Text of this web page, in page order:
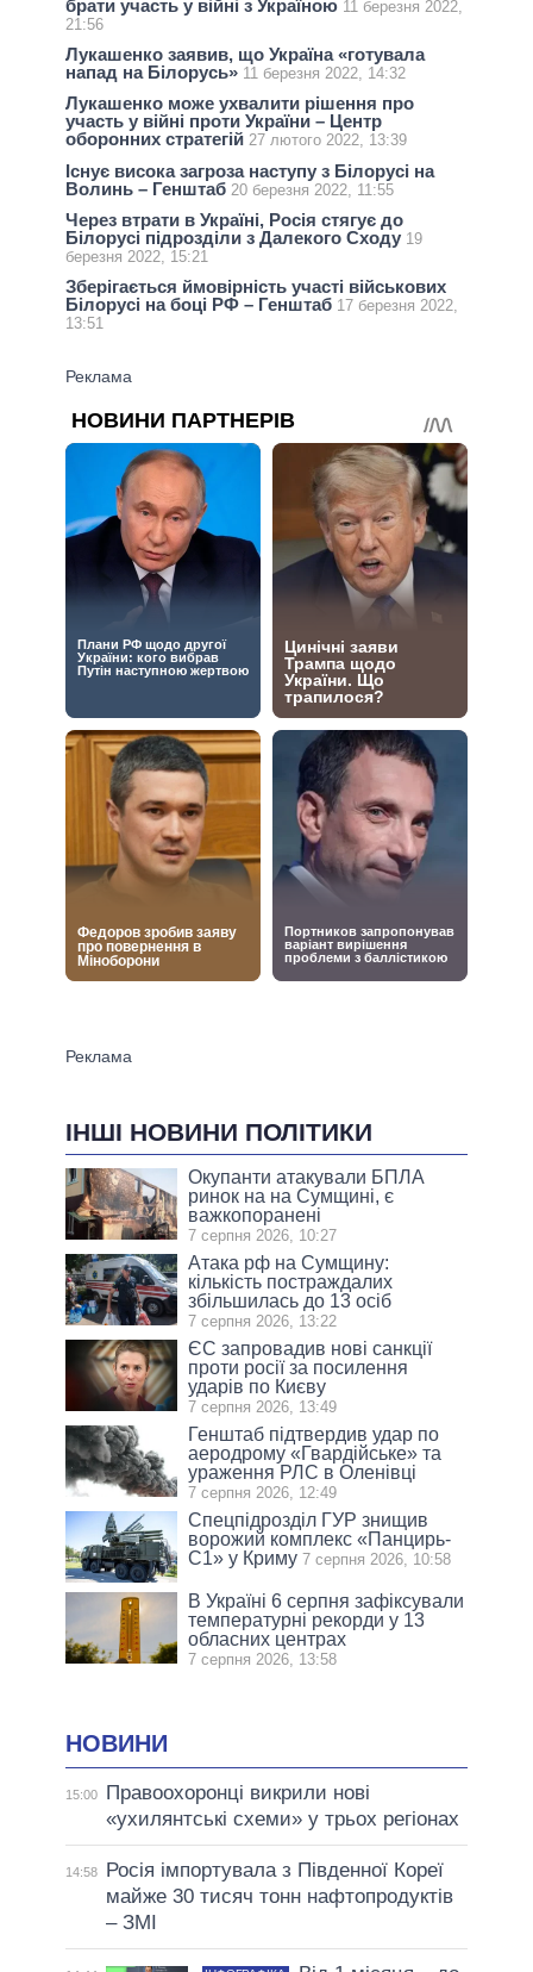
брати участь у війні з Україною 11 березня 2022,
21:56
Лукашенко заявив, що Україна «готувала
напад на Білорусь» 11 березня 2022, 14:32
Лукашенко може ухвалити рішення про
участь у війні проти України – Центр
оборонних стратегій 27 лютого 2022, 13:39
Існує висока загроза наступу з Білорусі на
Волинь – Генштаб 20 березня 2022, 11:55
Через втрати в Україні, Росія стягує до
Білорусі підрозділи з Далекого Сходу 19
березня 2022, 15:21
​Зберігається ймовірність участі військових
Білорусі на боці РФ – Генштаб 17 березня 2022,
13:51
ІНШІ НОВИНИ ПОЛІТИКИ
Окупанти атакували БПЛА
ринок на на Сумщині, є
важкопоранені
7 серпня 2026, 10:27
Атака рф на Сумщину:
кількість постраждалих
збільшилась до 13 осіб
7 серпня 2026, 13:22
ЄС запровадив нові санкції
проти росії за посилення
ударів по Києву
7 серпня 2026, 13:49
Генштаб підтвердив удар по
аеродрому «Гвардійське» та
ураження РЛС в Оленівці
7 серпня 2026, 12:49
Спецпідрозділ ГУР знищив
ворожий комплекс «Панцирь-
С1» у Криму 7 серпня 2026, 10:58
В Україні 6 серпня зафіксували
температурні рекорди у 13
обласних центрах
7 серпня 2026, 13:58
НОВИНИ
15:00
Правоохоронці викрили нові
«ухилянтські схеми» у трьох регіонах
14:58
Росія імпортувала з Південної Кореї
майже 30 тисяч тонн нафтопродуктів
– ЗМІ